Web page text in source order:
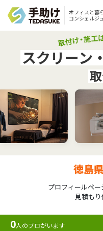
オフィスと暮
コンシェルジュ
スクリーン
徳島
プロフィールペ
見積もり
0人のプロがいます